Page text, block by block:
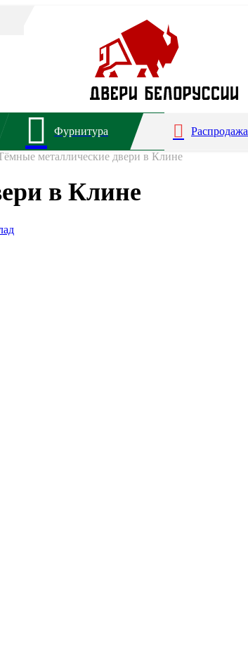
Фурнитура Распродажа
металлические двери в Клине
в Клине